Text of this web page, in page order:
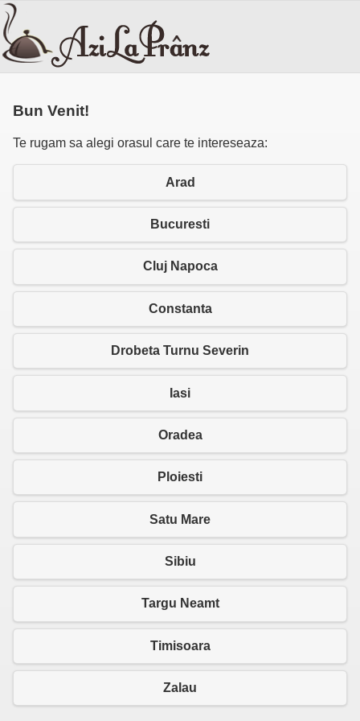
Bun Venit!
Te rugam sa alegi orasul care te intereseaza:
Arad
Bucuresti
Cluj Napoca
Constanta
Drobeta Turnu Severin
Iasi
Oradea
Ploiesti
Satu Mare
Sibiu
Targu Neamt
Timisoara
Zalau